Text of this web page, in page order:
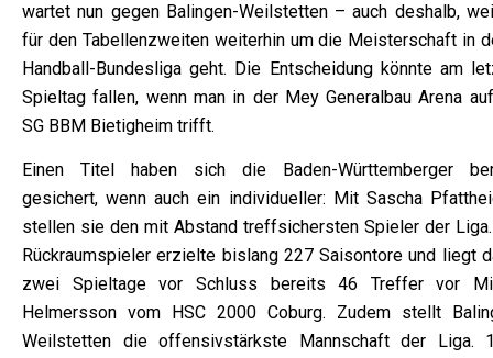
wartet nun gegen Balingen-Weilstetten – auch deshalb,
für den Tabellenzweiten weiterhin um die Meisterschaft in
Handball-Bundesliga geht. Die Entscheidung könnte am
Spieltag fallen, wenn man in der Mey Generalbau Arena
SG BBM Bietigheim trifft.
Einen Titel haben sich die Baden-Württemberger
gesichert, wenn auch ein individueller: Mit Sascha
stellen sie den mit Abstand treffsichersten Spieler der
Rückraumspieler erzielte bislang 227 Saisontore und liegt
zwei Spieltage vor Schluss bereits 46 Treffer vor
Helmersson vom HSC 2000 Coburg. Zudem stellt
Weilstetten die offensivstärkste Mannschaft der Liga.